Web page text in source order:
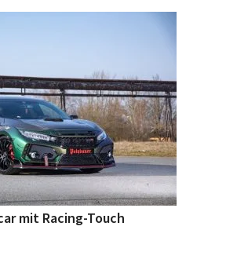
mit Racing-Touch